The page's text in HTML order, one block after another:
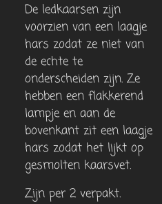
De ledkaarsen zijn
voorzien van een laagje
hars zodat ze niet van
de echte te
onderscheiden zijn. Ze
hebben een flakkerend
lampje en aan de
bovenkant zit een laagje
hars zodat het lijkt op
gesmolten kaarsvet.
Zijn per 2 verpakt.